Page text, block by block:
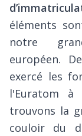
éléments
notre
européen.
exercé les
l'Euratom à
trouvons la
couloir du